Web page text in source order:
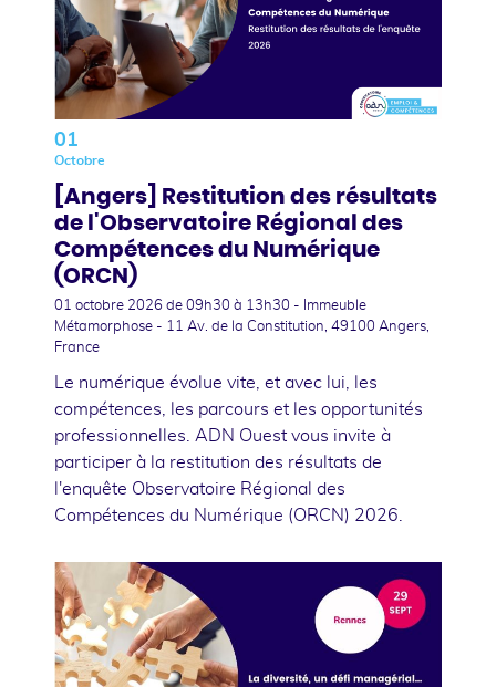
01
Octobre
[Angers] Restitution des résultats
de l'Observatoire Régional des
Compétences du Numérique
(ORCN)
01 octobre 2026 de 09h30 à 13h30 - Immeuble
Métamorphose - 11 Av. de la Constitution, 49100 Angers,
France
Le numérique évolue vite, et avec lui, les
compétences, les parcours et les opportunités
professionnelles. ADN Ouest vous invite à
participer à la restitution des résultats de
l'enquête Observatoire Régional des
Compétences du Numérique (ORCN) 2026.